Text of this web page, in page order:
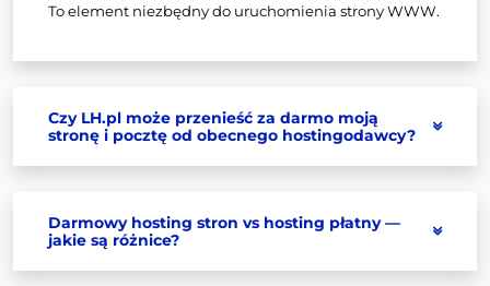
To element niezbędny do uruchomienia strony WWW.
Czy LH.pl może przenieść za darmo moją
stronę i pocztę od obecnego hostingodawcy?
Darmowy hosting stron vs hosting płatny —
jakie są różnice?